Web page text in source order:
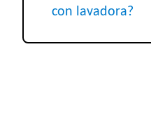
con lavadora?